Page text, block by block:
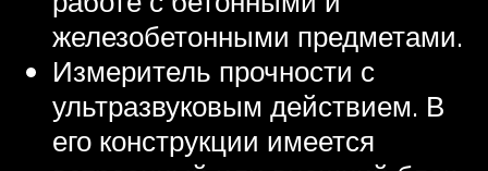
железобетонными предметами.
Измеритель прочности с
ультразвуковым действием. В
его конструкции имеется